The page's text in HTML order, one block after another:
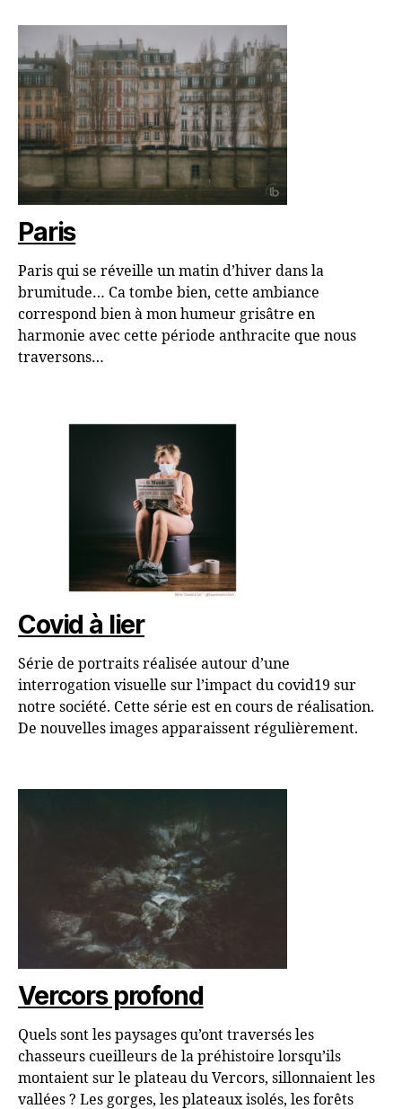
Paris
Paris qui se réveille un matin d’hiver dans la
brumitude… Ca tombe bien, cette ambiance
correspond bien à mon humeur grisâtre en
harmonie avec cette période anthracite que nous
traversons…
Covid à lier
Série de portraits réalisée autour d’une
interrogation visuelle sur l’impact du covid19 sur
notre société. Cette série est en cours de réalisation.
De nouvelles images apparaissent régulièrement.
Vercors profond
Quels sont les paysages qu’ont traversés les
chasseurs cueilleurs de la préhistoire lorsqu’ils
montaient sur le plateau du Vercors, sillonnaient les
vallées ? Les gorges, les plateaux isolés, les forêts